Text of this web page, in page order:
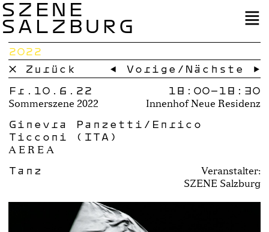
SZENE
SALZBURG
2022
× Zurück
← Vorige / Nächste →
Fr.10.6.22
Sommerszene 2022
18:00–18:30
Innenhof Neue Residenz
Ginevra Panzetti/Enrico
Ticconi (ITA)
A E R E A
Tanz
Veranstalter:
SZENE Salzburg